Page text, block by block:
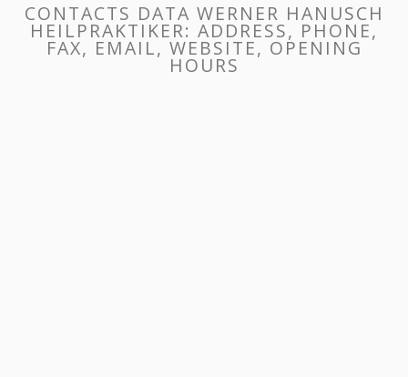
CONTACTS DATA WERNER HANUSCH
HEILPRAKTIKER: ADDRESS, PHONE,
FAX, EMAIL, WEBSITE, OPENING
HOURS